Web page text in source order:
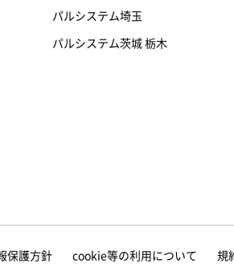
パルシステム埼玉
パルシステム茨城 栃木
保護方針 cookie等の利用について 規